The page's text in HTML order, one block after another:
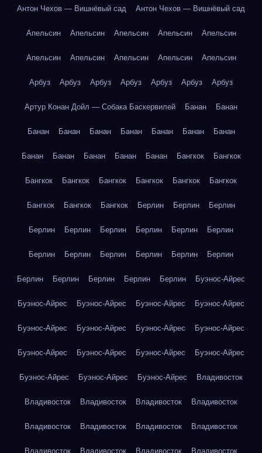
Антон Чехов — Вишнёвый сад Антон Чехов — Вишнёвый сад
Апельсин Апельсин Апельсин Апельсин Апельсин
Апельсин Апельсин Апельсин Апельсин Апельсин
Арбуз Арбуз Арбуз Арбуз Арбуз Арбуз Арбуз
Артур Конан Дойл — Собака Баскервилей Банан Банан
Банан Банан Банан Банан Банан Банан Банан
Банан Банан Банан Банан Банан Бангкок Бангкок
Бангкок Бангкок Бангкок Бангкок Бангкок Бангкок
Бангкок Бангкок Бангкок Берлин Берлин Берлин
Берлин Берлин Берлин Берлин Берлин Берлин
Берлин Берлин Берлин Берлин Берлин Берлин
Берлин Берлин Берлин Берлин Берлин Буэнос-Айрес
Буэнос-Айрес Буэнос-Айрес Буэнос-Айрес Буэнос-Айрес
Буэнос-Айрес Буэнос-Айрес Буэнос-Айрес Буэнос-Айрес
Буэнос-Айрес Буэнос-Айрес Буэнос-Айрес Буэнос-Айрес
Буэнос-Айрес Буэнос-Айрес Буэнос-Айрес Владивосток
Владивосток Владивосток Владивосток Владивосток
Владивосток Владивосток Владивосток Владивосток
Владивосток Владивосток Владивосток Владивосток